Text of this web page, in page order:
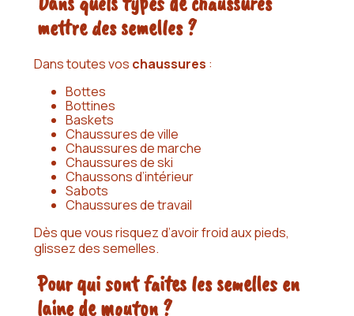
mettre des semelles ?
Dans toutes vos chaussures :
Bottes
Bottines
Baskets
Chaussures de ville
Chaussures de marche
Chaussures de ski
Chaussons d’intérieur
Sabots
Chaussures de travail
Dès que vous risquez d’avoir froid aux pieds,
glissez des semelles.
Pour qui sont faites les semelles en
laine de mouton ?